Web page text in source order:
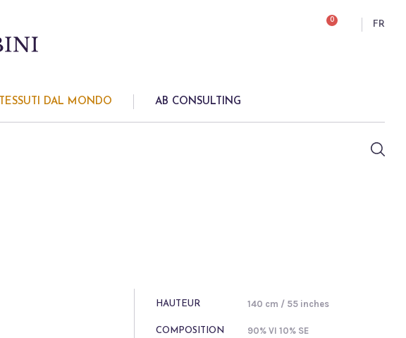
0 FR
DAL MONDO AB CONSULTING
HAUTEUR 140 cm / 55 inches
COMPOSITION 90% VI 10% SE